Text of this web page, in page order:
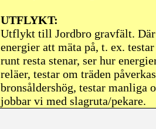
UTFLYKT:
Utflykt till Jordbro gravfält. Där
energier att mäta på, t. ex.
runt resta stenar, ser hur
reläer, testar om träden
bronsåldershög, testar manliga
jobbar vi med slagruta/pekare.